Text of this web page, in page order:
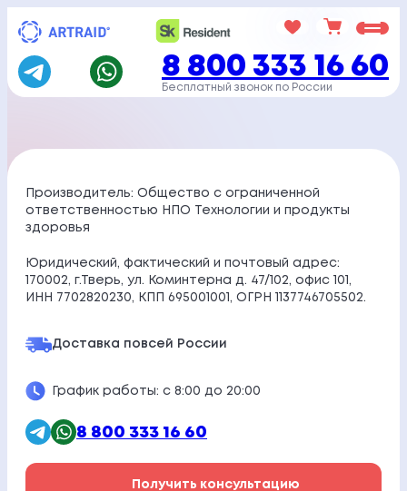
Перейти
содержимому
8 800 333 16 60
Бесплатный звонок по России
Производитель: Общество с ограниченной
ответственностью НПО Технологии и продукты
здоровья
Юридический, фактический и почтовый адрес:
170002, г.Тверь, ул. Коминтерна д. 47/102, офис 101,
ИНН 7702820230, КПП 695001001, ОГРН 1137746705502.
Доставка повсей России
График работы: с 8:00 до 20:00
8 800 333 16 60
Получить консультацию